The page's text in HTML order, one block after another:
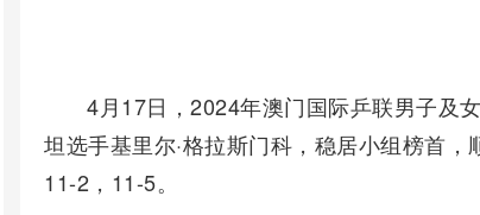
4月17日，2024年澳门国际乒联男子及
坦选手基里尔·格拉斯门科，稳居小组榜首
11-2，11-5。